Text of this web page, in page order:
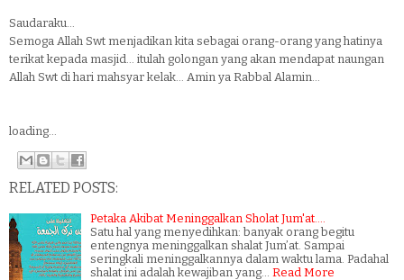
Saudaraku...
Semoga Allah Swt menjadikan kita sebagai orang-orang yang hatinya
terikat kepada masjid... itulah golongan yang akan mendapat naungan
Allah Swt di hari mahsyar kelak... Amin ya Rabbal Alamin...
loading...
RELATED POSTS:
Petaka Akibat Meninggalkan Sholat Jum'at....
Satu hal yang menyedihkan: banyak orang begitu
entengnya meninggalkan shalat Jum’at. Sampai
seringkali meninggalkannya dalam waktu lama. Padahal
shalat ini adalah kewajiban yang…
Read More